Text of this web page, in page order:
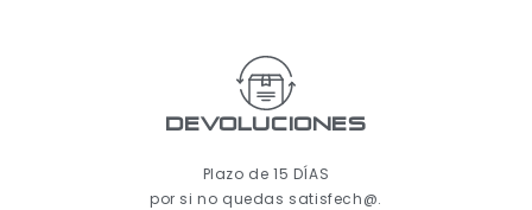
Devoluciones
Plazo de 15 DÍAS
por si no quedas satisfech@.